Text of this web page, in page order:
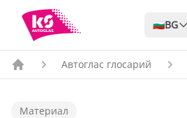
🇧🇬BG
Автоглас глосарий
Материал